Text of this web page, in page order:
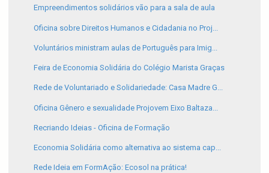
Empreendimentos solidários vão para a sala de aula
Oficina sobre Direitos Humanos e Cidadania no Proj...
Voluntários ministram aulas de Português para Imig...
Feira de Economia Solidária do Colégio Marista Graças
Rede de Voluntariado e Solidariedade: Casa Madre G...
Oficina Gênero e sexualidade Projovem Eixo Baltaza...
Recriando Ideias - Oficina de Formação
Economia Solidária como alternativa ao sistema cap...
Rede Ideia em FormAção: Ecosol na prática!